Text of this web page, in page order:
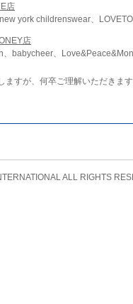
店
york childrenswear、
店
、babycheer、
すが、何卒ご理解いただきま